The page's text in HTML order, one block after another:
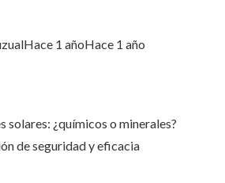
Hace 1 añoHace 1 año
solares: ¿químicos o minerales?
de seguridad y eficacia